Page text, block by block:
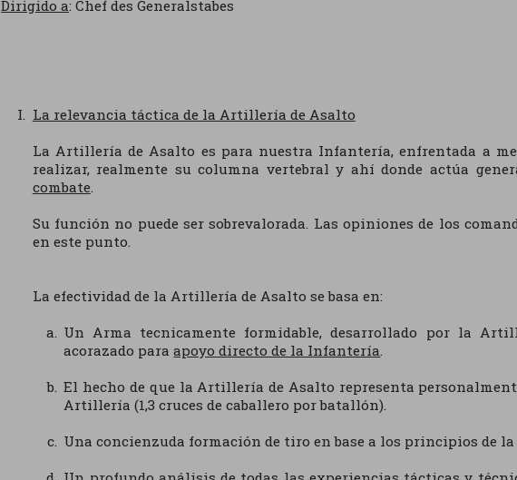
Dirigido a: Chef des Generalstabes
La relevancia táctica de la Artillería de Asalto
La Artillería de Asalto es para nuestra Infantería, enfrentada a
realizar, realmente su columna vertebral y ahí donde actúa
combate
Su función no puede ser sobrevalorada. Las opiniones de los
en este punto.
La efectividad de la Artillería de Asalto se basa en:
Un Arma tecnicamente formidable, desarrollado por la
acorazado paraapoyo directo de la Infantería
El hecho de que la Artillería de Asalto representa
Artillería (1,3 cruces de caballero por batallón).
Una concienzuda formación de tiro en base a los principios de